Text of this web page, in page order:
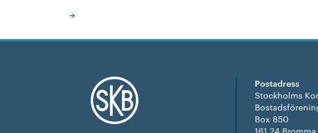
Postadress
Stockholms
Box 850